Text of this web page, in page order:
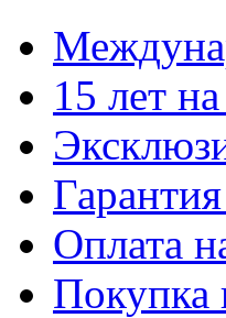
15 лет
Оплата
Покупка